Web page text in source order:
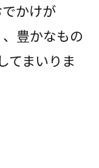
かけが
豊かなもの
てまいりま